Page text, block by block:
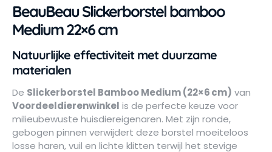
BeauBeau Slickerborstel bamboo
Medium 22×6 cm
Natuurlijke effectiviteit met duurzame
materialen
De Slickerborstel Bamboo Medium (22×6 cm) van
Voordeeldierenwinkel is de perfecte keuze voor
milieubewuste huisdiereigenaren. Met zijn ronde,
gebogen pinnen verwijdert deze borstel moeiteloos
losse haren, vuil en lichte klitten terwijl het stevige